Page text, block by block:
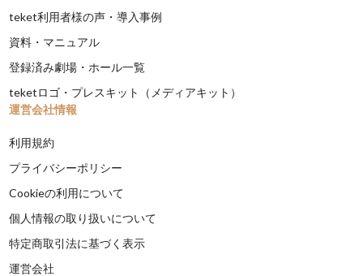
teket利用者様の声・導入事例
資料・マニュアル
登録済み劇場・ホール一覧
teketロゴ・プレスキット（メディアキット）
運営会社情報
利用規約
プライバシーポリシー
Cookieの利用について
個人情報の取り扱いについて
特定商取引法に基づく表示
運営会社